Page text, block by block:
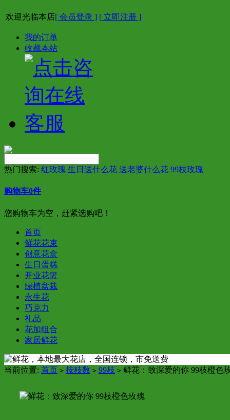
欢迎光临本店[ 会员登录 ] [ 立即注册 ]
我的订单
收藏本站
热门搜索: 红玫瑰 生日送什么花 送老婆什么花 99枝玫瑰
购物车0件
您购物车为空，赶紧选购吧！
首页
鲜花花束
创意花盒
生日蛋糕
开业花篮
绿植盆栽
永生花
巧克力
礼品
花加组合
家居鲜花
当前位置: 首页 > 按枝数 > 99枝 > 鲜花：致深爱的你 99枝橙色